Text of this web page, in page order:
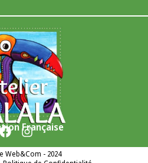
Française
Web&Com - 2024